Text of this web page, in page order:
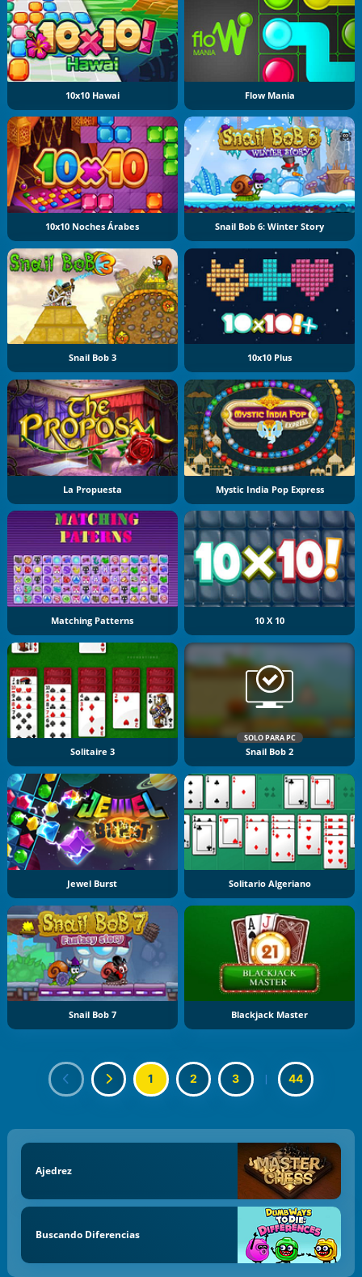
10x10 Hawai Flow Mania
10x10 Noches Árabes Snail Bob 6: Winter Story
Snail Bob 3 10x10 Plus
La Propuesta Mystic India Pop Express
Matching Patterns 10 X 10
Solitaire 3
SOLO PARA PC
Snail Bob 2
Jewel Burst Solitario Algeriano
Snail Bob 7 Blackjack Master
1 2 3 | 44
Ajedrez
Buscando Diferencias